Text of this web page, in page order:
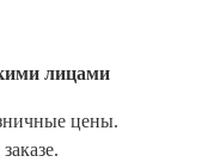
лицами
цены.